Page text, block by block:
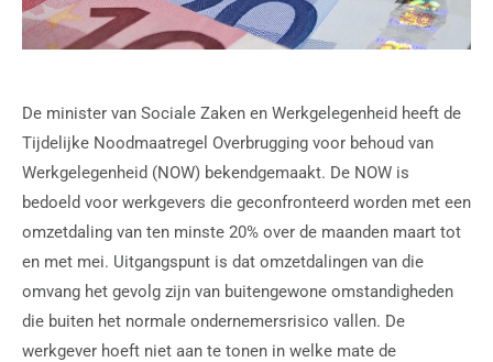
De minister van Sociale Zaken en Werkgelegenheid heeft de
Tijdelijke Noodmaatregel Overbrugging voor behoud van
Werkgelegenheid (NOW) bekendgemaakt. De NOW is
bedoeld voor werkgevers die geconfronteerd worden met een
omzetdaling van ten minste 20% over de maanden maart tot
en met mei. Uitgangspunt is dat omzetdalingen van die
omvang het gevolg zijn van buitengewone omstandigheden
die buiten het normale ondernemersrisico vallen. De
werkgever hoeft niet aan te tonen in welke mate de